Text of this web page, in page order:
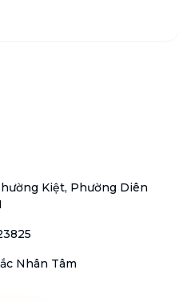
Kiệt, Phường Diên
Nhân Tâm